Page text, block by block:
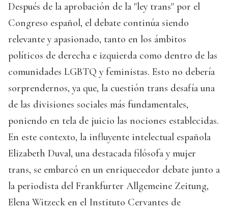
Después de la aprobación de la "ley trans" por el
Congreso español, el debate continúa siendo
relevante y apasionado, tanto en los ámbitos
políticos de derecha e izquierda como dentro de las
comunidades LGBTQ y feministas. Esto no debería
sorprendernos, ya que, la cuestión trans desafía una
de las divisiones sociales más fundamentales,
poniendo en tela de juicio las nociones establecidas.
En este contexto, la influyente intelectual española
Elizabeth Duval, una destacada filósofa y mujer
trans, se embarcó en un enriquecedor debate junto a
la periodista del Frankfurter Allgemeine Zeitung,
Elena Witzeck en el Instituto Cervantes de